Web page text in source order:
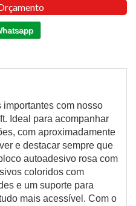
com nosso
Ideal para acompanhar
com aproximadamente
e destacar sempre que
autoadesivo rosa com
coloridos com
e um suporte para
mais acessível. Com o